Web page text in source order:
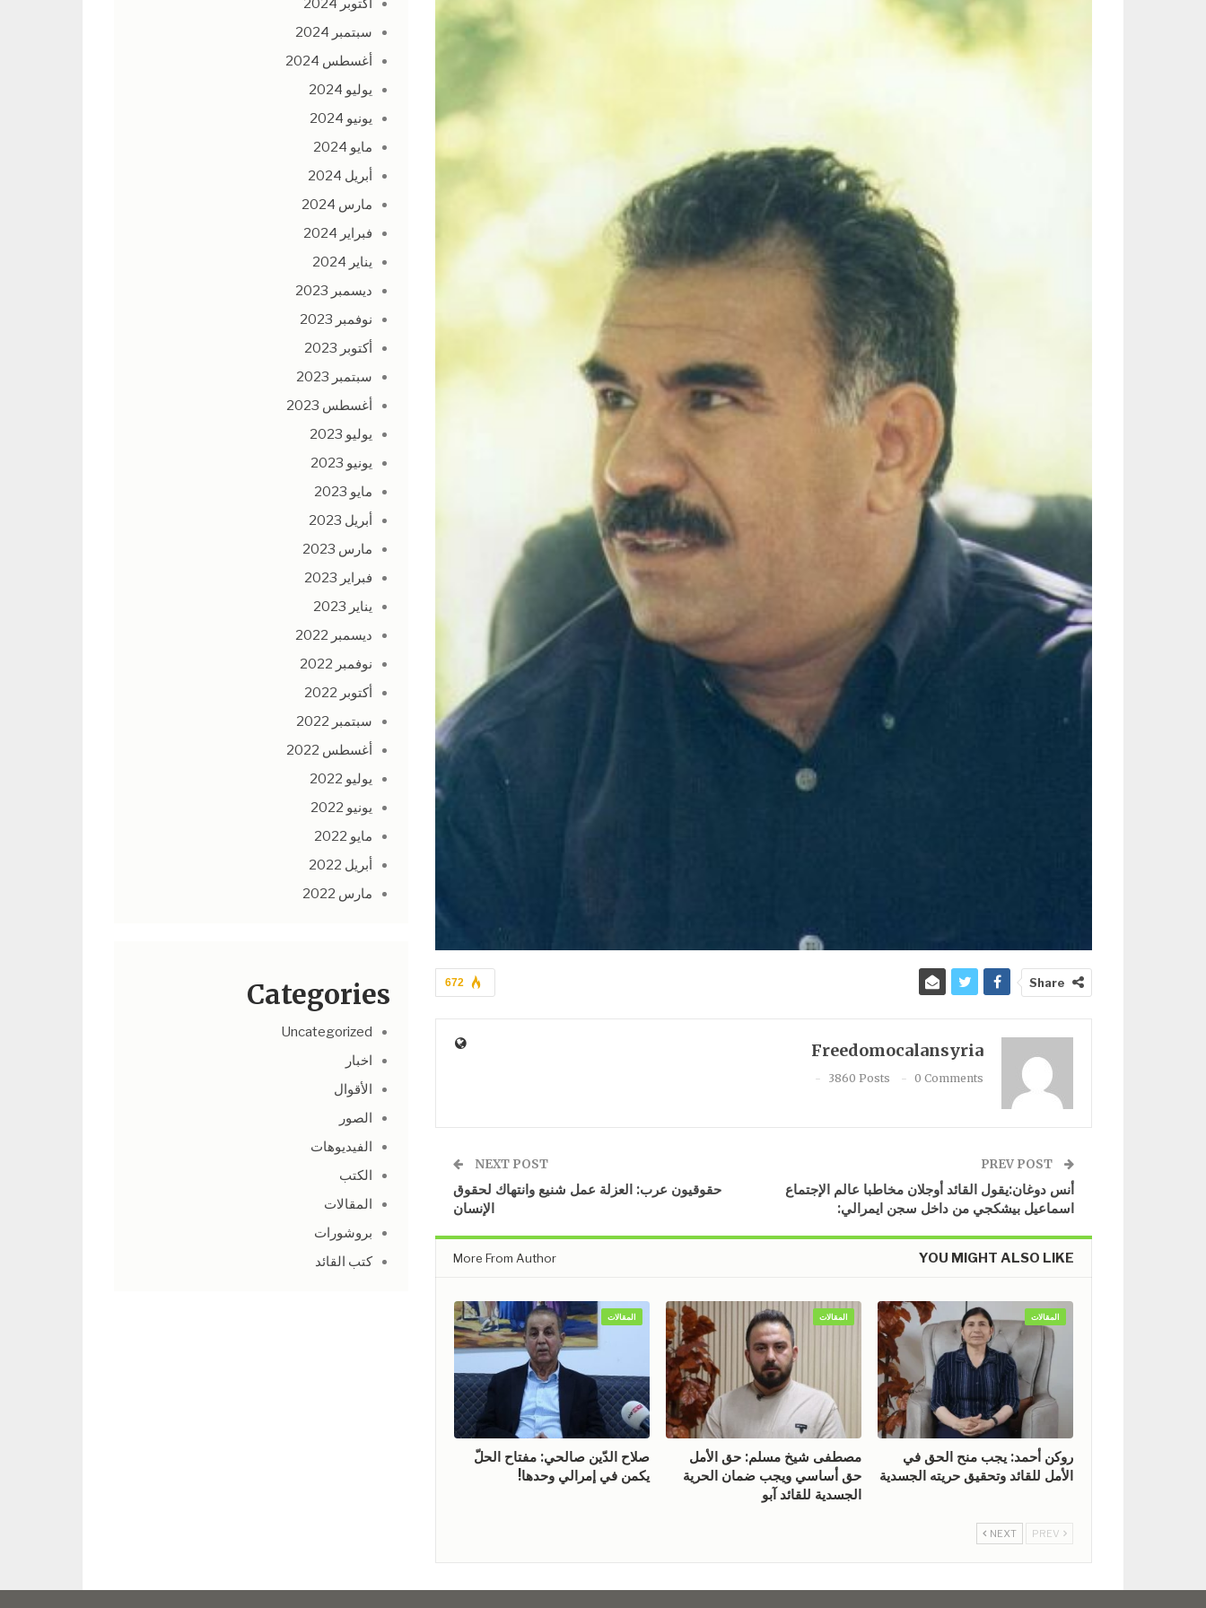
672 Share
Freedomocalansyria
3860 Posts 0 Comments
أنس دوغان:يقول القائد أوجلان مخاطبا عالم الإجتماع
اسماعيل بيشكجي من داخل سجن ايمرالي:
NEXT POST
حقوقيون عرب: العزلة عمل شنيع وانتهاك لحقوق
الإنسان
YOU MIGHT ALSO LIKE
More From Author
المقالات
روكن أحمد: يجب منح الحق في
الأمل للقائد وتحقيق حريته الجسدية
المقالات
مصطفى شيخ مسلم: حق الأمل
حق أساسي ويجب ضمان الحرية
الجسدية للقائد آبو
المقالات
صلاح الدّين صالحي: مفتاح الحلّ
يكمن في إمرالي وحدها!
NEXT
أكتوبر 2024
سبتمبر 2024
أغسطس 2024
يوليو 2024
يونيو 2024
مايو 2024
أبريل 2024
مارس 2024
فبراير 2024
يناير 2024
ديسمبر 2023
نوفمبر 2023
أكتوبر 2023
سبتمبر 2023
أغسطس 2023
يوليو 2023
يونيو 2023
مايو 2023
أبريل 2023
مارس 2023
فبراير 2023
يناير 2023
ديسمبر 2022
نوفمبر 2022
أكتوبر 2022
سبتمبر 2022
أغسطس 2022
يوليو 2022
يونيو 2022
مايو 2022
أبريل 2022
مارس 2022
Categories
Uncategorized
اخبار
الأقوال
الصور
الفيديوهات
الكتب
المقالات
بروشورات
كتب القائد